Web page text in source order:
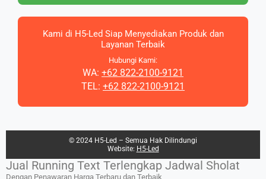
Kami di H5-Led Siap Menyediakan Produk dan
Layanan Terbaik
Hubungi Kami:
WA: +62 822-2100-9121
TEL: +62 822-2100-9121
© 2024 H5-Led – Semua Hak Dilindungi
Website: H5-Led
Jual Running Text Terlengkap Jadwal Sholat
Dengan Penawaran Harga Terbaru dan Terbaik